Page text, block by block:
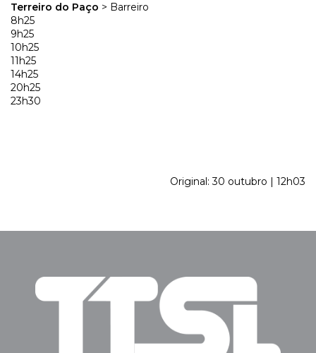
Terreiro do Paço > Barreiro
8h25
9h25
10h25
11h25
14h25
20h25
23h30
Original: 30 outubro | 12h03